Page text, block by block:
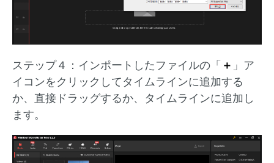
ステップ４：インポートしたファイルの「 ＋ 」ア
イコンをクリックしてタイムラインに追加する
か、直接ドラッグするか、タイムラインに追加し
ます。